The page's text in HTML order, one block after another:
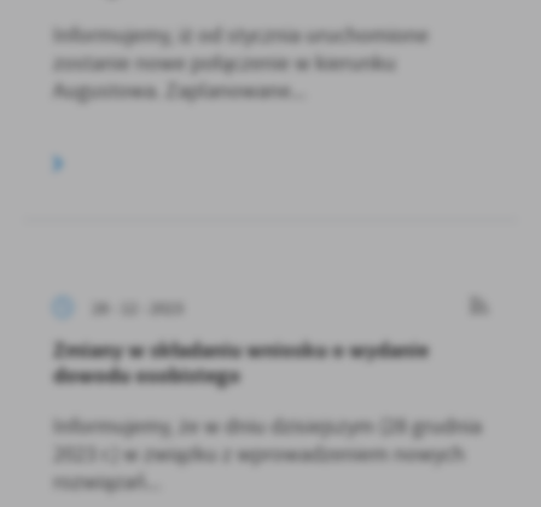
Informujemy, iż od stycznia uruchomione
zostanie nowe połączenie w kierunku
Augustowa. Zaplanowane...
Zmiany w składaniu wniosku o wydanie
dowodu osobistego
Informujemy, że w dniu dzisiejszym (28 grudnia
2023 r.) w związku z wprowadzeniem nowych
rozwiązań...